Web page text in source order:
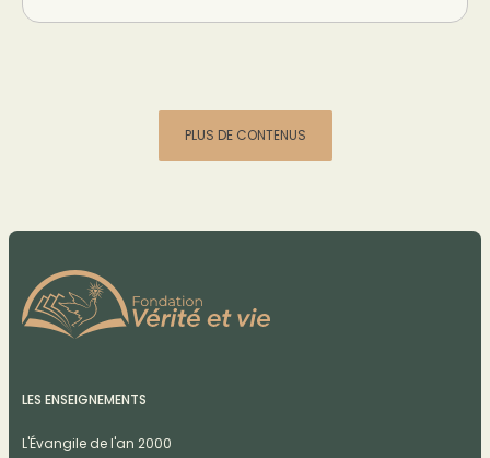
PLUS DE CONTENUS
LES ENSEIGNEMENTS
L'Évangile de l'an 2000